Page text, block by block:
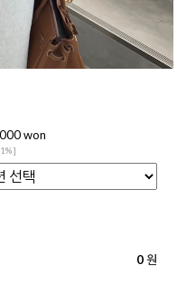
won
]
0 원